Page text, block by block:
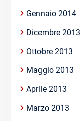
Gennaio 2014
Dicembre 2013
Ottobre 2013
Maggio 2013
Aprile 2013
Marzo 2013